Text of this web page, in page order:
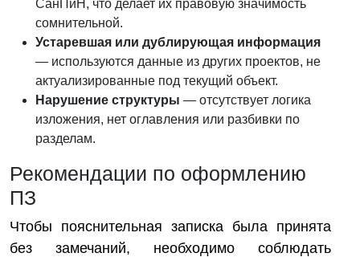
СанПиН, что делает их правовую значимость
сомнительной.
Устаревшая или дублирующая информация
— используются данные из других проектов, не
актуализированные под текущий объект.
Нарушение структуры — отсутствует логика
изложения, нет оглавления или разбивки по
разделам.
Рекомендации по оформлению
ПЗ
Чтобы пояснительная записка была принята
без замечаний, необходимо соблюдать